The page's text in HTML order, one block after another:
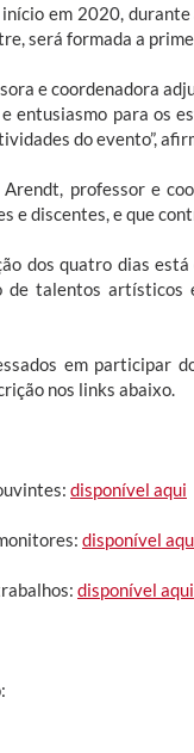
em 2020, durante
será formada a
e coordenadora
entusiasmo para os
do evento”,
Arendt, professor e
e discentes, e que
dos quatro dias
de talentos artísticos
em participar
nos links abaixo.
disponível aqui
disponível
disponível aqui